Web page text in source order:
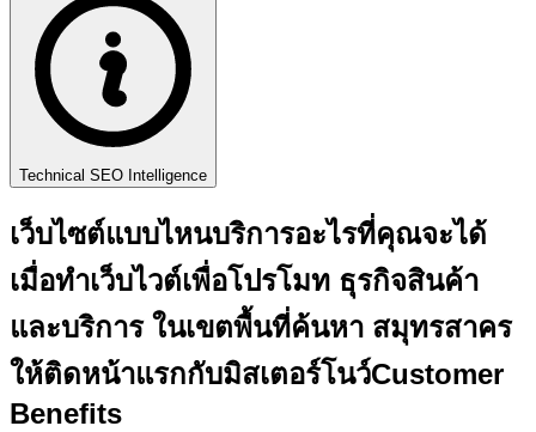
Technical SEO Intelligence
เว็บไซต์แบบไหนบริการอะไรที่คุณจะได้
เมื่อทำเว็บไวต์เพื่อโปรโมท ธุรกิจสินค้า
และบริการ ในเขตพื้นที่ค้นหา สมุทรสาคร
ให้ติดหน้าแรกกับมิสเตอร์โนว์Customer
Benefits